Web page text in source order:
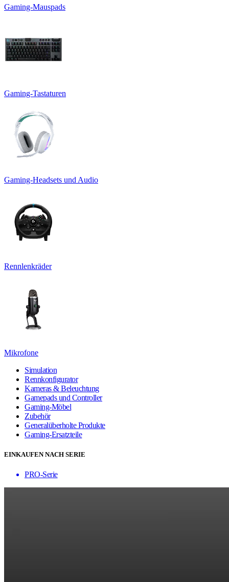
Gaming-Mauspads
Gaming-Tastaturen
Gaming-Headsets und Audio
Rennlenkräder
Mikrofone
Simulation
Rennkonfigurator
Kameras & Beleuchtung
Gamepads und Controller
Gaming-Möbel
Zubehör
Generalüberholte Produkte
Gaming-Ersatzteile
EINKAUFEN NACH SERIE
PRO-Serie